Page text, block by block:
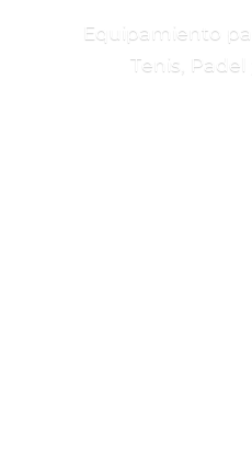
Equipamiento
Tenis, Padel